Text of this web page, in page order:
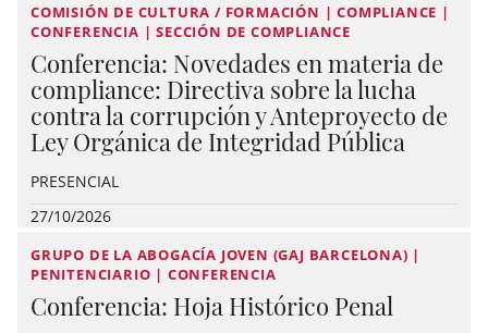
COMISIÓN DE CULTURA / FORMACIÓN | COMPLIANCE |
CONFERENCIA | SECCIÓN DE COMPLIANCE
Conferencia: Novedades en materia de
compliance: Directiva sobre la lucha
contra la corrupción y Anteproyecto de
Ley Orgánica de Integridad Pública
PRESENCIAL
27/10/2026
GRUPO DE LA ABOGACÍA JOVEN (GAJ BARCELONA) |
PENITENCIARIO | CONFERENCIA
Conferencia: Hoja Histórico Penal